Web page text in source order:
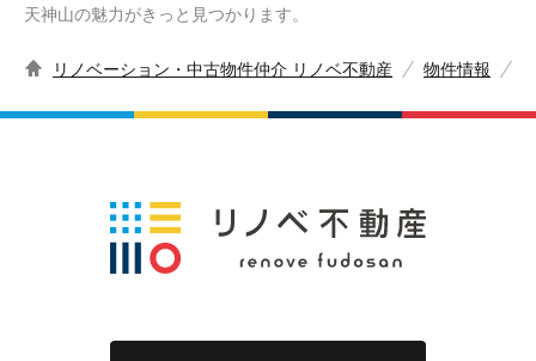
天神山の魅力がきっと見つかります。
リノベーション・中古物件仲介 リノベ不動産 物件情報